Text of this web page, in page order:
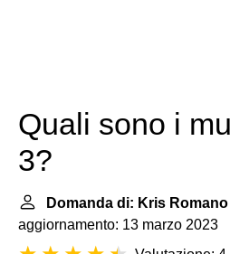
Quali sono i
3?
Domanda di: Kris Romano
aggiornamento: 13 marzo 2023